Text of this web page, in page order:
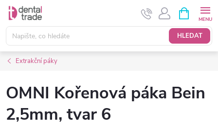
Přejít
obsah
HLEDAT
NÁKUPNÍ
KOŠÍK
Extrakční páky
OMNI Kořenová páka Bein
2,5mm, tvar 6